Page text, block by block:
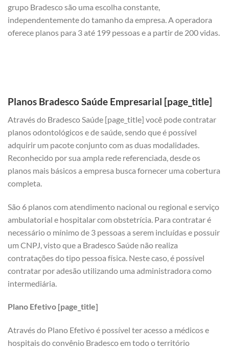
grupo Bradesco são uma escolha constante,
independentemente do tamanho da empresa. A operadora
oferece planos para 3 até 199 pessoas e a partir de 200 vidas.
Planos Bradesco Saúde Empresarial [page_title]
Através do Bradesco Saúde [page_title] você pode contratar
planos odontológicos e de saúde, sendo que é possível
adquirir um pacote conjunto com as duas modalidades.
Reconhecido por sua ampla rede referenciada, desde os
planos mais básicos a empresa busca fornecer uma cobertura
completa.
São 6 planos com atendimento nacional ou regional e serviço
ambulatorial e hospitalar com obstetrícia. Para contratar é
necessário o mínimo de 3 pessoas a serem incluídas e possuir
um CNPJ, visto que a Bradesco Saúde não realiza
contratações do tipo pessoa física. Neste caso, é possível
contratar por adesão utilizando uma administradora como
intermediária.
Plano Efetivo [page_title]
Através do Plano Efetivo é possível ter acesso a médicos e
hospitais do convênio Bradesco em todo o território